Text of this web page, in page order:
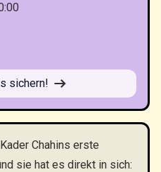
sichern!
Chahins erste
sie hat es direkt in sich: